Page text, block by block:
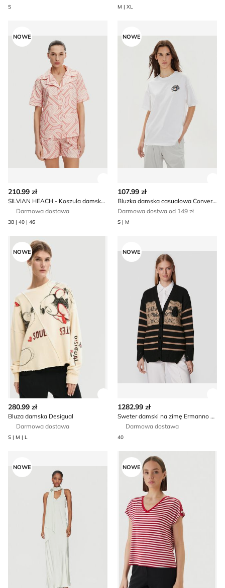
S M | XL
NOWE
210.99 zł
SILVIAN HEACH - Koszula damska na wiosnę
Darmowa dostawa
38 | 40 | 46
NOWE
107.99 zł
Bluzka damska casualowa Converse
Darmowa dostwa od 149 zł
S | M
Bluza damska Desigual
NOWE
280.99 zł
Bluza damska Desigual
Darmowa dostawa
S | M | L
NOWE
1282.99 zł
Sweter damski na zimę Ermanno Firenze
Darmowa dostawa
40
DAY BIRGER ÉT MIKKELSEN - Sukienka casualowa
NOWE
Bluzka damska casual
NOWE